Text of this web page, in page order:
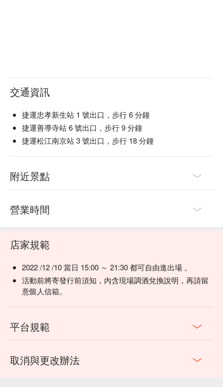
交通資訊
捷運忠孝新生站 1 號出口，步行 6 分鐘
捷運善導寺站 6 號出口，步行 9 分鐘
捷運松江南京站 3 號出口，步行 18 分鐘
附近景點
營業時間
店家規範
2022 /12 /10 當日 15:00 ～ 21:30 都可自由進出場 。
活動前將寄發行前須知，內含現場調酒兌換說明，再請留
意個人信箱。
平台規範
取消與更改辦法